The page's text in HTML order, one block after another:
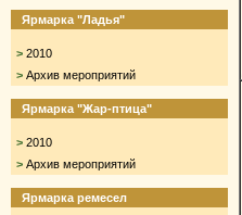
Ярмарка "Ладья"
> 2010
> Архив мероприятий
Ярмарка "Жар-птица"
> 2010
> Архив мероприятий
Ярмарка ремесел